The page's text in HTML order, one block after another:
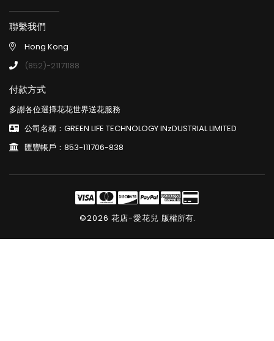
聯繫我們
Hong Kong
(852)-21171188
付款方式
多謝各位選擇花花世界送花服務
公司名稱：GREEN LIFE TECHNOLOGY INzDUSTRIAL LIMITED
匯豐帳戶：853-111706-838
©2026 花店-愛花兒 版權所有.